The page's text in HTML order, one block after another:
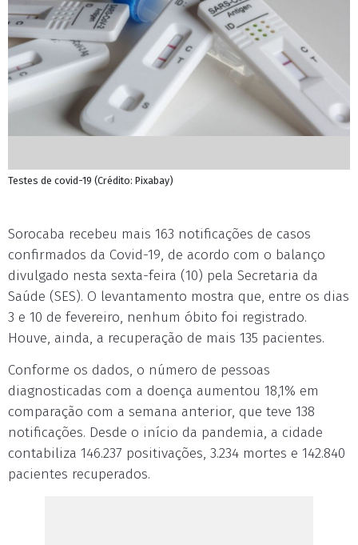
Testes de covid-19 (Crédito: Pixabay)
Sorocaba recebeu mais 163 notificações de casos
confirmados da Covid-19, de acordo com o balanço
divulgado nesta sexta-feira (10) pela Secretaria da
Saúde (SES). O levantamento mostra que, entre os dias
3 e 10 de fevereiro, nenhum óbito foi registrado.
Houve, ainda, a recuperação de mais 135 pacientes.
Conforme os dados, o número de pessoas
diagnosticadas com a doença aumentou 18,1% em
comparação com a semana anterior, que teve 138
notificações. Desde o início da pandemia, a cidade
contabiliza 146.237 positivações, 3.234 mortes e 142.840
pacientes recuperados.